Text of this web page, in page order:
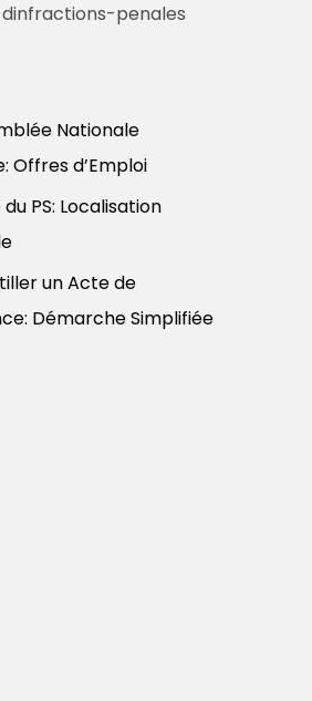
penales
Nationale
Offres d’Emploi
PS: Localisation
un Acte de
Démarche Simplifiée